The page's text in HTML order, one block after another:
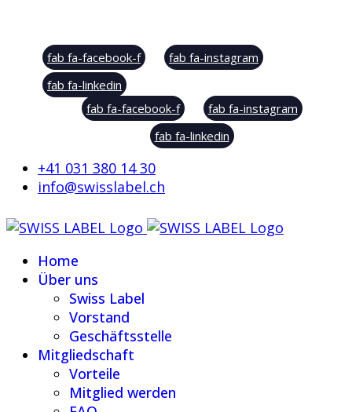
fab fa-facebook-f
fab fa-instagram
fab fa-linkedin
fab fa-facebook-f
fab fa-instagram
fab fa-linkedin
+41 031 380 14 30
info@swisslabel.ch
Home
Über uns
Swiss Label
Vorstand
Geschäftsstelle
Mitgliedschaft
Vorteile
Mitglied werden